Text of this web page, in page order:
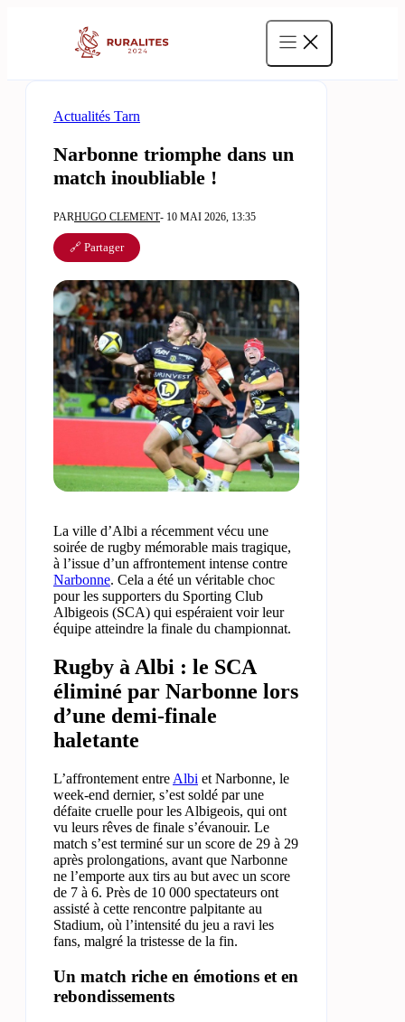
Actualités Tarn
Narbonne triomphe dans un
match inoubliable !
PARHUGO CLEMENT- 10 MAI 2026, 13:35
🔗 Partager
La ville d’Albi a récemment vécu une
soirée de rugby mémorable mais tragique,
à l’issue d’un affrontement intense contre
Narbonne. Cela a été un véritable choc
pour les supporters du Sporting Club
Albigeois (SCA) qui espéraient voir leur
équipe atteindre la finale du championnat.
Rugby à Albi : le SCA
éliminé par Narbonne lors
d’une demi-finale
haletante
L’affrontement entre Albi et Narbonne, le
week-end dernier, s’est soldé par une
défaite cruelle pour les Albigeois, qui ont
vu leurs rêves de finale s’évanouir. Le
match s’est terminé sur un score de 29 à 29
après prolongations, avant que Narbonne
ne l’emporte aux tirs au but avec un score
de 7 à 6. Près de 10 000 spectateurs ont
assisté à cette rencontre palpitante au
Stadium, où l’intensité du jeu a ravi les
fans, malgré la tristesse de la fin.
Un match riche en émotions et en
rebondissements